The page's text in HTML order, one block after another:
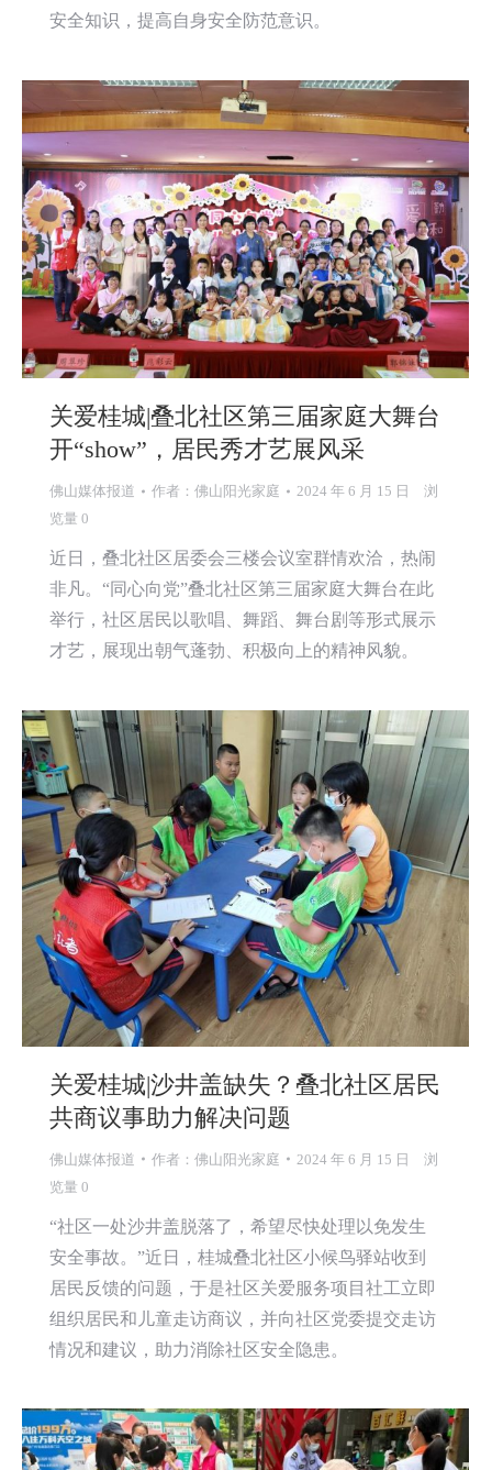
安全知识，提高自身安全防范意识。
关爱桂城|叠北社区第三届家庭大舞台
开“show”，居民秀才艺展风采
佛山媒体报道 作者： 佛山阳光家庭 2024 年 6 月 15 日
浏
览量 0
近日，叠北社区居委会三楼会议室群情欢洽，热闹
非凡。“同心向党”叠北社区第三届家庭大舞台在此
举行，社区居民以歌唱、舞蹈、舞台剧等形式展示
才艺，展现出朝气蓬勃、积极向上的精神风貌。
关爱桂城|沙井盖缺失？叠北社区居民
共商议事助力解决问题
佛山媒体报道 作者： 佛山阳光家庭 2024 年 6 月 15 日
浏
览量 0
“社区一处沙井盖脱落了，希望尽快处理以免发生
安全事故。”近日，桂城叠北社区小候鸟驿站收到
居民反馈的问题，于是社区关爱服务项目社工立即
组织居民和儿童走访商议，并向社区党委提交走访
情况和建议，助力消除社区安全隐患。